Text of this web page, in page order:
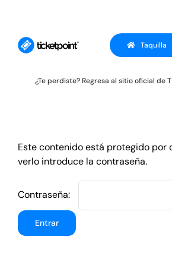
contenido
Taquilla
¿Te perdiste? Regresa al sitio oficial de
Este contenido está protegido por
verlo introduce la contraseña.
Contraseña: